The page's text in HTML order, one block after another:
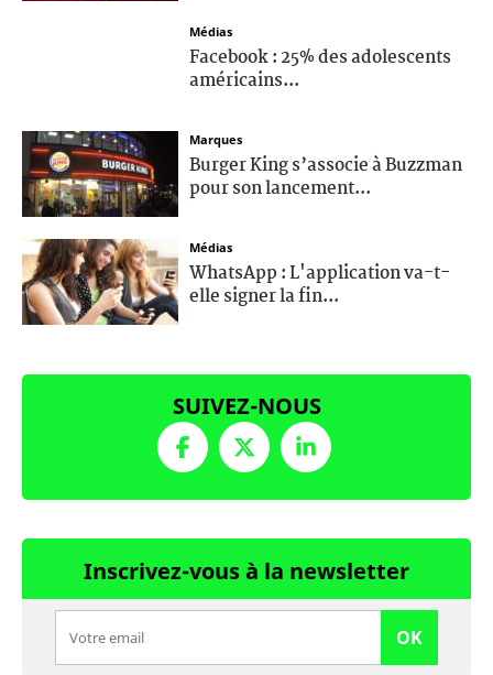
Médias
Facebook : 25% des adolescents
américains...
Marques
Burger King s’associe à Buzzman
pour son lancement...
Médias
WhatsApp : L'application va-t-
elle signer la fin...
SUIVEZ-NOUS
Inscrivez-vous à la newsletter
OK